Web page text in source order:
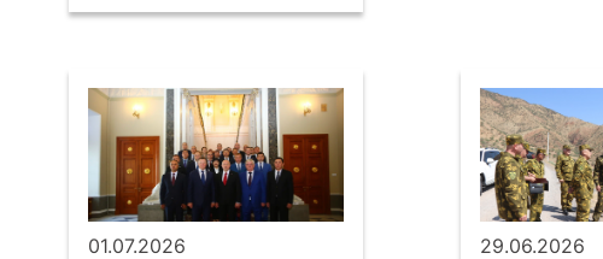
01.07.2026
29.06.2026